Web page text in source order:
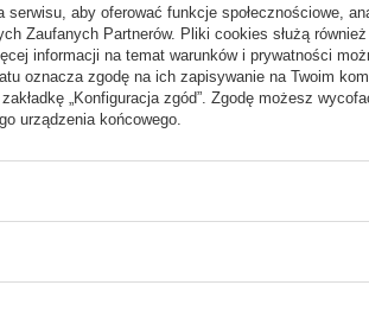
Twoja ocena:
serwisu, aby oferować funkcje społecznościowe,
Zaufanych Partnerów. Pliki cookies służą
informacji na temat warunków i prywatności
oznacza zgodę na ich zapisywanie na Twoim
„Konfiguracja zgód”. Zgodę możesz
urządzenia końcowego.